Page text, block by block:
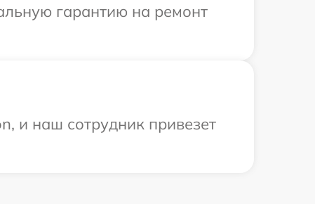
гарантию на ремонт
и наш сотрудник привезет